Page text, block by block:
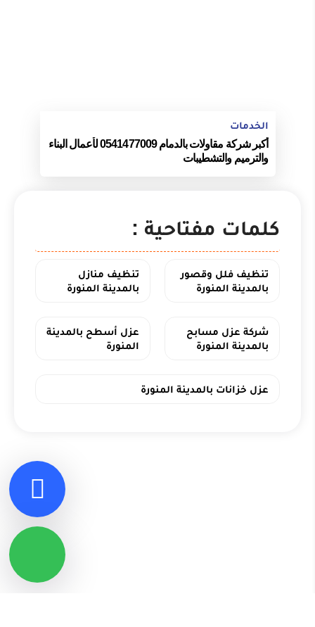
الخدمات
أكبر شركة مقاولات بالدمام 0541477009 لأعمال البناء
والترميم والتشطيبات
كلمات مفتاحية :
تنظيف فلل وقصور
بالمدينة المنورة
تنظيف منازل
بالمدينة المنورة
شركة عزل مسابح
بالمدينة المنورة
عزل أسطح بالمدينة
المنورة
عزل خزانات بالمدينة المنورة